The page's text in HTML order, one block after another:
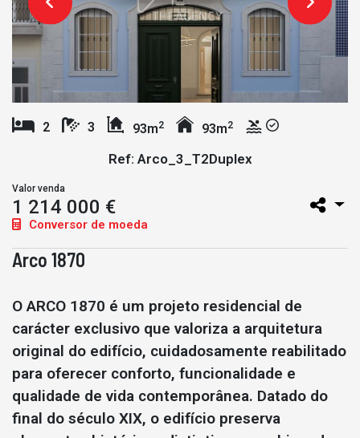
2 3 93m2 93m2
Ref: Arco_3_T2Duplex
Valor venda
1 214 000 €
Conversor de moeda
Arco 1870
O ARCO 1870 é um projeto residencial de
carácter exclusivo que valoriza a arquitetura
original do edifício, cuidadosamente reabilitado
para oferecer conforto, funcionalidade e
qualidade de vida contemporânea. Datado do
final do século XIX, o edifício preserva